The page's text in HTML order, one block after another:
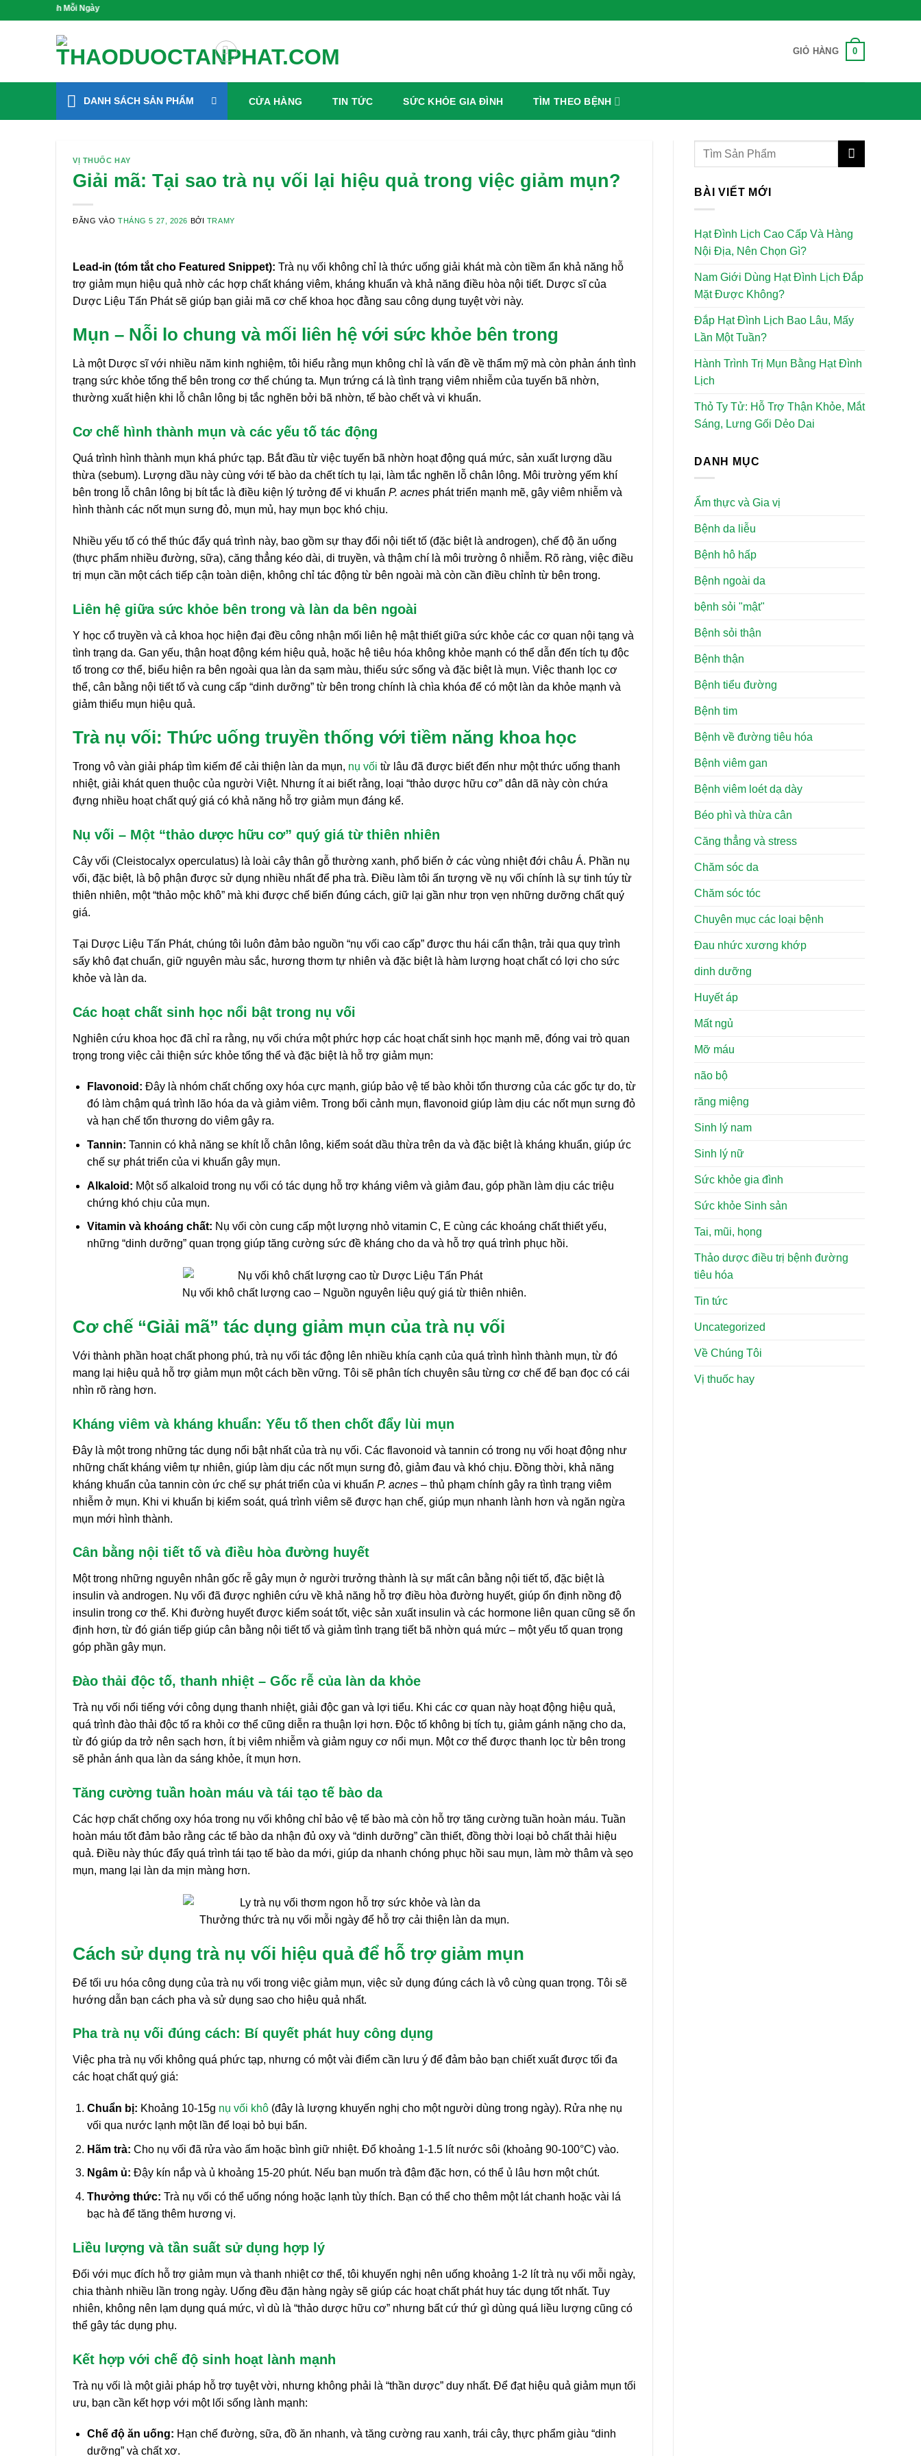
Mỗi Ngày
GIỎ HÀNG 0
DANH SÁCH SẢN PHẨM CỬA HÀNG TIN TỨC SỨC KHỎE GIA ĐÌNH TÌM THEO BỆNH
VỊ THUỐC HAY
Giải mã: Tại sao trà nụ vối lại hiệu quả trong việc giảm mụn?
ĐĂNG VÀOTHÁNG 5 27, 2026 BỞI TRAMY
Lead-in (tóm tắt cho Featured Snippet): Trà nụ vối không chỉ là thức uống giải khát mà còn tiềm ẩn khả năng hỗ
trợ giảm mụn hiệu quả nhờ các hợp chất kháng viêm, kháng khuẩn và khả năng điều hòa nội tiết. Dược sĩ của
Dược Liệu Tấn Phát sẽ giúp bạn giải mã cơ chế khoa học đằng sau công dụng tuyệt vời này.
Mụn – Nỗi lo chung và mối liên hệ với sức khỏe bên trong
Là một Dược sĩ với nhiều năm kinh nghiệm, tôi hiểu rằng mụn không chỉ là vấn đề về thẩm mỹ mà còn phản ánh tình
trạng sức khỏe tổng thể bên trong cơ thể chúng ta. Mụn trứng cá là tình trạng viêm nhiễm của tuyến bã nhờn,
thường xuất hiện khi lỗ chân lông bị tắc nghẽn bởi bã nhờn, tế bào chết và vi khuẩn.
Cơ chế hình thành mụn và các yếu tố tác động
Quá trình hình thành mụn khá phức tạp. Bắt đầu từ việc tuyến bã nhờn hoạt động quá mức, sản xuất lượng dầu
thừa (sebum). Lượng dầu này cùng với tế bào da chết tích tụ lại, làm tắc nghẽn lỗ chân lông. Môi trường yếm khí
bên trong lỗ chân lông bị bít tắc là điều kiện lý tưởng để vi khuẩn P. acnes phát triển mạnh mẽ, gây viêm nhiễm và
hình thành các nốt mụn sưng đỏ, mụn mủ, hay mụn bọc khó chịu.
Nhiều yếu tố có thể thúc đẩy quá trình này, bao gồm sự thay đổi nội tiết tố (đặc biệt là androgen), chế độ ăn uống
(thực phẩm nhiều đường, sữa), căng thẳng kéo dài, di truyền, và thậm chí là môi trường ô nhiễm. Rõ ràng, việc điều
trị mụn cần một cách tiếp cận toàn diện, không chỉ tác động từ bên ngoài mà còn cần điều chỉnh từ bên trong.
Liên hệ giữa sức khỏe bên trong và làn da bên ngoài
Y học cổ truyền và cả khoa học hiện đại đều công nhận mối liên hệ mật thiết giữa sức khỏe các cơ quan nội tạng và
tình trạng da. Gan yếu, thận hoạt động kém hiệu quả, hoặc hệ tiêu hóa không khỏe mạnh có thể dẫn đến tích tụ độc
tố trong cơ thể, biểu hiện ra bên ngoài qua làn da sạm màu, thiếu sức sống và đặc biệt là mụn. Việc thanh lọc cơ
thể, cân bằng nội tiết tố và cung cấp “dinh dưỡng” từ bên trong chính là chìa khóa để có một làn da khỏe mạnh và
giảm thiểu mụn hiệu quả.
Trà nụ vối: Thức uống truyền thống với tiềm năng khoa học
Trong vô vàn giải pháp tìm kiếm để cải thiện làn da mụn, nụ vối từ lâu đã được biết đến như một thức uống thanh
nhiệt, giải khát quen thuộc của người Việt. Nhưng ít ai biết rằng, loại “thảo dược hữu cơ” dân dã này còn chứa
đựng nhiều hoạt chất quý giá có khả năng hỗ trợ giảm mụn đáng kể.
Nụ vối – Một “thảo dược hữu cơ” quý giá từ thiên nhiên
Cây vối (Cleistocalyx operculatus) là loài cây thân gỗ thường xanh, phổ biến ở các vùng nhiệt đới châu Á. Phần nụ
vối, đặc biệt, là bộ phận được sử dụng nhiều nhất để pha trà. Điều làm tôi ấn tượng về nụ vối chính là sự tinh túy từ
thiên nhiên, một “thảo mộc khô” mà khi được chế biến đúng cách, giữ lại gần như trọn vẹn những dưỡng chất quý
giá.
Tại Dược Liệu Tấn Phát, chúng tôi luôn đảm bảo nguồn “nụ vối cao cấp” được thu hái cẩn thận, trải qua quy trình
sấy khô đạt chuẩn, giữ nguyên màu sắc, hương thơm tự nhiên và đặc biệt là hàm lượng hoạt chất có lợi cho sức
khỏe và làn da.
Các hoạt chất sinh học nổi bật trong nụ vối
Nghiên cứu khoa học đã chỉ ra rằng, nụ vối chứa một phức hợp các hoạt chất sinh học mạnh mẽ, đóng vai trò quan
trọng trong việc cải thiện sức khỏe tổng thể và đặc biệt là hỗ trợ giảm mụn:
Flavonoid: Đây là nhóm chất chống oxy hóa cực mạnh, giúp bảo vệ tế bào khỏi tổn thương của các gốc tự do, từ
đó làm chậm quá trình lão hóa da và giảm viêm. Trong bối cảnh mụn, flavonoid giúp làm dịu các nốt mụn sưng đỏ
và hạn chế tổn thương do viêm gây ra.
Tannin: Tannin có khả năng se khít lỗ chân lông, kiểm soát dầu thừa trên da và đặc biệt là kháng khuẩn, giúp ức
chế sự phát triển của vi khuẩn gây mụn.
Alkaloid: Một số alkaloid trong nụ vối có tác dụng hỗ trợ kháng viêm và giảm đau, góp phần làm dịu các triệu
chứng khó chịu của mụn.
Vitamin và khoáng chất: Nụ vối còn cung cấp một lượng nhỏ vitamin C, E cùng các khoáng chất thiết yếu,
những “dinh dưỡng” quan trọng giúp tăng cường sức đề kháng cho da và hỗ trợ quá trình phục hồi.
Nụ vối khô chất lượng cao – Nguồn nguyên liệu quý giá từ thiên nhiên.
Cơ chế “Giải mã” tác dụng giảm mụn của trà nụ vối
Với thành phần hoạt chất phong phú, trà nụ vối tác động lên nhiều khía cạnh của quá trình hình thành mụn, từ đó
mang lại hiệu quả hỗ trợ giảm mụn một cách bền vững. Tôi sẽ phân tích chuyên sâu từng cơ chế để bạn đọc có cái
nhìn rõ ràng hơn.
Kháng viêm và kháng khuẩn: Yếu tố then chốt đẩy lùi mụn
Đây là một trong những tác dụng nổi bật nhất của trà nụ vối. Các flavonoid và tannin có trong nụ vối hoạt động như
những chất kháng viêm tự nhiên, giúp làm dịu các nốt mụn sưng đỏ, giảm đau và khó chịu. Đồng thời, khả năng
kháng khuẩn của tannin còn ức chế sự phát triển của vi khuẩn P. acnes – thủ phạm chính gây ra tình trạng viêm
nhiễm ở mụn. Khi vi khuẩn bị kiểm soát, quá trình viêm sẽ được hạn chế, giúp mụn nhanh lành hơn và ngăn ngừa
mụn mới hình thành.
Cân bằng nội tiết tố và điều hòa đường huyết
Một trong những nguyên nhân gốc rễ gây mụn ở người trưởng thành là sự mất cân bằng nội tiết tố, đặc biệt là
insulin và androgen. Nụ vối đã được nghiên cứu về khả năng hỗ trợ điều hòa đường huyết, giúp ổn định nồng độ
insulin trong cơ thể. Khi đường huyết được kiểm soát tốt, việc sản xuất insulin và các hormone liên quan cũng sẽ ổn
định hơn, từ đó gián tiếp giúp cân bằng nội tiết tố và giảm tình trạng tiết bã nhờn quá mức – một yếu tố quan trọng
góp phần gây mụn.
Đào thải độc tố, thanh nhiệt – Gốc rễ của làn da khỏe
Trà nụ vối nổi tiếng với công dụng thanh nhiệt, giải độc gan và lợi tiểu. Khi các cơ quan này hoạt động hiệu quả,
quá trình đào thải độc tố ra khỏi cơ thể cũng diễn ra thuận lợi hơn. Độc tố không bị tích tụ, giảm gánh nặng cho da,
từ đó giúp da trở nên sạch hơn, ít bị viêm nhiễm và giảm nguy cơ nổi mụn. Một cơ thể được thanh lọc từ bên trong
sẽ phản ánh qua làn da sáng khỏe, ít mụn hơn.
Tăng cường tuần hoàn máu và tái tạo tế bào da
Các hợp chất chống oxy hóa trong nụ vối không chỉ bảo vệ tế bào mà còn hỗ trợ tăng cường tuần hoàn máu. Tuần
hoàn máu tốt đảm bảo rằng các tế bào da nhận đủ oxy và “dinh dưỡng” cần thiết, đồng thời loại bỏ chất thải hiệu
quả. Điều này thúc đẩy quá trình tái tạo tế bào da mới, giúp da nhanh chóng phục hồi sau mụn, làm mờ thâm và sẹo
mụn, mang lại làn da mịn màng hơn.
Thưởng thức trà nụ vối mỗi ngày để hỗ trợ cải thiện làn da mụn.
Cách sử dụng trà nụ vối hiệu quả để hỗ trợ giảm mụn
Để tối ưu hóa công dụng của trà nụ vối trong việc giảm mụn, việc sử dụng đúng cách là vô cùng quan trọng. Tôi sẽ
hướng dẫn bạn cách pha và sử dụng sao cho hiệu quả nhất.
Pha trà nụ vối đúng cách: Bí quyết phát huy công dụng
Việc pha trà nụ vối không quá phức tạp, nhưng có một vài điểm cần lưu ý để đảm bảo bạn chiết xuất được tối đa
các hoạt chất quý giá:
Chuẩn bị: Khoảng 10-15g nụ vối khô(đây là lượng khuyến nghị cho một người dùng trong ngày). Rửa nhẹ nụ
vối qua nước lạnh một lần để loại bỏ bụi bẩn.
Hãm trà: Cho nụ vối đã rửa vào ấm hoặc bình giữ nhiệt. Đổ khoảng 1-1.5 lít nước sôi (khoảng 90-100°C) vào.
Ngâm ủ: Đậy kín nắp và ủ khoảng 15-20 phút. Nếu bạn muốn trà đậm đặc hơn, có thể ủ lâu hơn một chút.
Thưởng thức: Trà nụ vối có thể uống nóng hoặc lạnh tùy thích. Bạn có thể cho thêm một lát chanh hoặc vài lá
bạc hà để tăng thêm hương vị.
Liều lượng và tần suất sử dụng hợp lý
Đối với mục đích hỗ trợ giảm mụn và thanh nhiệt cơ thể, tôi khuyến nghị nên uống khoảng 1-2 lít trà nụ vối mỗi ngày,
chia thành nhiều lần trong ngày. Uống đều đặn hàng ngày sẽ giúp các hoạt chất phát huy tác dụng tốt nhất. Tuy
nhiên, không nên lạm dụng quá mức, vì dù là “thảo dược hữu cơ” nhưng bất cứ thứ gì dùng quá liều lượng cũng có
thể gây tác dụng phụ.
Kết hợp với chế độ sinh hoạt lành mạnh
Trà nụ vối là một giải pháp hỗ trợ tuyệt vời, nhưng không phải là “thần dược” duy nhất. Để đạt hiệu quả giảm mụn tối
ưu, bạn cần kết hợp với một lối sống lành mạnh:
Chế độ ăn uống: Hạn chế đường, sữa, đồ ăn nhanh, và tăng cường rau xanh, trái cây, thực phẩm giàu “dinh
dưỡng” và chất xơ.
BÀI VIẾT MỚI
Hạt Đình Lịch Cao Cấp Và Hàng
Nội Địa, Nên Chọn Gì?
Nam Giới Dùng Hạt Đình Lịch Đắp
Mặt Được Không?
Đắp Hạt Đình Lịch Bao Lâu, Mấy
Lần Một Tuần?
Hành Trình Trị Mụn Bằng Hạt Đình
Lịch
Thỏ Ty Tử: Hỗ Trợ Thận Khỏe, Mắt
Sáng, Lưng Gối Dẻo Dai
DANH MỤC
Ẩm thực và Gia vị
Bệnh da liễu
Bệnh hô hấp
Bệnh ngoài da
bệnh sỏi "mật"
Bệnh sỏi thận
Bệnh thận
Bệnh tiểu đường
Bệnh tim
Bệnh về đường tiêu hóa
Bệnh viêm gan
Bệnh viêm loét dạ dày
Béo phì và thừa cân
Căng thẳng và stress
Chăm sóc da
Chăm sóc tóc
Chuyên mục các loại bệnh
Đau nhức xương khớp
dinh dưỡng
Huyết áp
Mất ngủ
Mỡ máu
não bộ
răng miệng
Sinh lý nam
Sinh lý nữ
Sức khỏe gia đình
Sức khỏe Sinh sản
Tai, mũi, họng
Thảo dược điều trị bệnh đường
tiêu hóa
Tin tức
Uncategorized
Về Chúng Tôi
Vị thuốc hay